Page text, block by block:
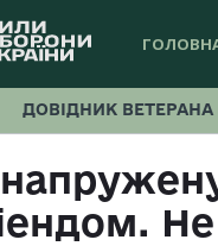
ДОВІДНИК ВЕТЕРАНА